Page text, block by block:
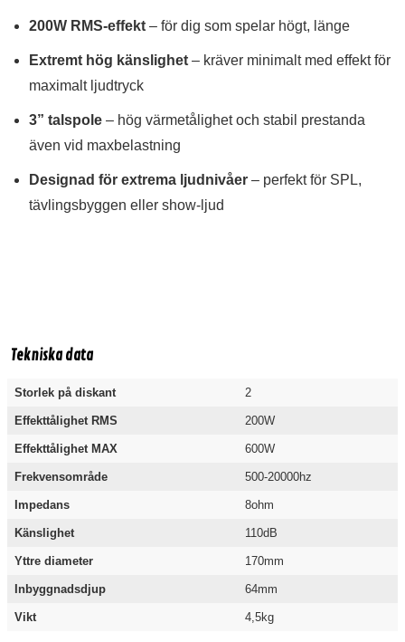
200W RMS-effekt – för dig som spelar högt, länge
Extremt hög känslighet – kräver minimalt med effekt för
maximalt ljudtryck
3” talspole – hög värmetålighet och stabil prestanda
även vid maxbelastning
Designad för extrema ljudnivåer – perfekt för SPL,
tävlingsbyggen eller show-ljud
Tekniska data
Storlek på diskant 2
Effekttålighet RMS 200W
Effekttålighet MAX 600W
Frekvensområde 500-20000hz
Impedans 8ohm
Känslighet 110dB
Yttre diameter 170mm
Inbyggnadsdjup 64mm
Vikt 4,5kg